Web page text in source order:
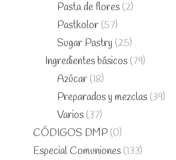
Pasta de flores (2)
Pastkolor (57)
Sugar Pastry (25)
Ingredientes básicos (79)
Azúcar (18)
Preparados y mezclas (39)
Varios (37)
CÓDIGOS DMP (0)
Especial Comuniones (133)